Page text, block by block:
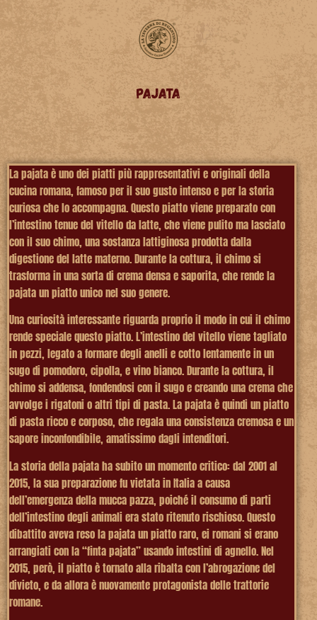
PAJATA
Lapajataè uno dei piatti più rappresentativi e originali della
cucina romana, famoso per il suo gusto intenso e per la storia
curiosa che lo accompagna. Questo piatto viene preparato con
l’intestino tenue del vitello da latte, che viene pulito ma lasciato
con il suo chimo, una sostanza lattiginosa prodotta dalla
digestione del latte materno. Durante la cottura, il chimo si
trasforma in una sorta di crema densa e saporita, che rende la
pajata un piatto unico nel suo genere.
Una curiosità interessante riguarda proprio il modo in cui il chimo
rende speciale questo piatto. L’intestino del vitello viene tagliato
in pezzi, legato a formare degli anelli e cotto lentamente in un
sugo di pomodoro, cipolla, e vino bianco. Durante la cottura, il
chimo si addensa, fondendosi con il sugo e creando una crema che
avvolge i rigatoni o altri tipi di pasta. Lapajataè quindi un piatto
di pasta ricco e corposo, che regala una consistenza cremosa e un
sapore inconfondibile, amatissimo dagli intenditori.
La storia della pajata ha subito un momento critico: dal 2001 al
2015, la sua preparazione fu vietata in Italia a causa
dell’emergenza della mucca pazza, poiché il consumo di parti
dell’intestino degli animali era stato ritenuto rischioso. Questo
dibattito aveva reso la pajata un piatto raro, ei romani si erano
arrangiati con la “finta pajata” usando intestini di agnello. Nel
2015, però, il piatto è tornato alla ribalta con l’abrogazione del
divieto, e da allora è nuovamente protagonista delle trattorie
romane.